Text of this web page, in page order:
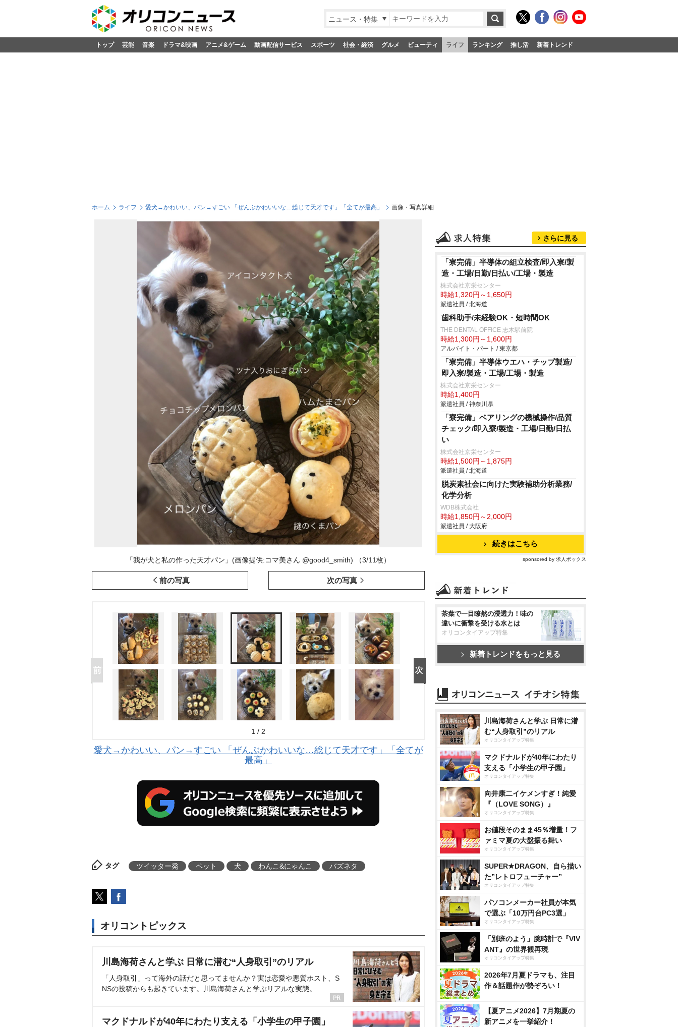
ニュース・特集
トップ 芸能 音楽 ドラマ&映画 アニメ&ゲーム 動画配信サービス スポーツ 社会・経済 グルメ ビューティ ライフ ランキング 推し活 新着トレンド
ホーム ライフ 愛犬→かわいい、パン→すごい 「ぜんぶかわいいな…総じて天才です」「全てが最高」 画像・写真詳細
「我が犬と私の作った天才パン」(画像提供:コマ美さん @good4_smith) （3/11枚）
前の写真 次の写真
1 / 2
愛犬→かわいい、パン→すごい 「ぜんぶかわいいな…総じて天才です」「全てが
最高」
タグ ツイッター発 ペット 犬 わんこ&にゃんこ バズネタ
オリコントピックス
川島海荷さんと学ぶ 日常に潜む“人身取引”のリアル
「人身取引」って海外の話だと思ってませんか？実は恋愛や悪質ホスト、S
NSの投稿からも起きています。川島海荷さんと学ぶリアルな実態。
マクドナルドが40年にわたり支える「小学生の甲子園」
さらに見る
「寮完備」半導体の組立検査/即入寮/製
造・工場/日勤/日払い/工場・製造
株式会社京栄センター
時給1,320円～1,650円
派遣社員 / 北海道
歯科助手/未経験OK・短時間OK
THE DENTAL OFFICE 志木駅前院
時給1,300円～1,600円
アルバイト・パート / 東京都
「寮完備」半導体ウエハ・チップ製造/
即入寮/製造・工場/工場・製造
株式会社京栄センター
時給1,400円
派遣社員 / 神奈川県
「寮完備」ベアリングの機械操作/品質
チェック/即入寮/製造・工場/日勤/日払
い
株式会社京栄センター
時給1,500円～1,875円
派遣社員 / 北海道
脱炭素社会に向けた実験補助分析業務/
化学分析
WDB株式会社
時給1,850円～2,000円
派遣社員 / 大阪府
続きはこちら
sponsored by 求人ボックス
茶葉で一目瞭然の浸透力！味の
違いに衝撃を受ける水とは
オリコンタイアップ特集
新着トレンドをもっと見る
川島海荷さんと学ぶ 日常に潜
む“人身取引”のリアル
オリコンタイアップ特集
マクドナルドが40年にわたり
支える「小学生の甲子園」
オリコンタイアップ特集
向井康二イケメンすぎ！純愛
『（LOVE SONG）』
オリコンタイアップ特集
お値段そのまま45％増量！フ
ァミマ夏の大盤振る舞い
オリコンタイアップ特集
SUPER★DRAGON、自ら描い
た”レトロフューチャー”
オリコンタイアップ特集
パソコンメーカー社員が本気
で選ぶ「10万円台PC3選」
オリコンタイアップ特集
「別班のよう」腕時計で『VIV
ANT』の世界観再現
オリコンタイアップ特集
2026年7月夏ドラマも、注目
作＆話題作が勢ぞろい！
【夏アニメ2026】7月期夏の
新アニメを一挙紹介！